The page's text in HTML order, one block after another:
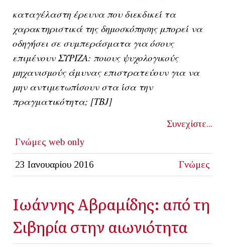
καταγέλαστη έρευνα που διεκδικεί τα
χαρακτηριστικά της δημοσκόπησης μπορεί να
οδηγήσει σε συμπεράσματα για όσους
επιμένουν ΣΥΡΙΖΑ: ποιους ψυχολογικούς
μηχανισμούς άμυνας επιστρατεύουν για να
μην αντιμετωπίσουν στα ίσα την
πραγματικότητα; [ΤΒJ]
Συνεχίστε...
Γνώμες web only
23 Ιανουαρίου 2016 Γνώμες
Ιωάννης Αβραμίδης: από τη
Σιβηρία στην αιωνιότητα